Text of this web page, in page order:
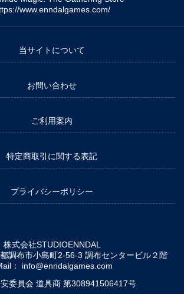
www.enndalgames.com/
当サイトについて
お問い合わせ
ご利用案内
特定商取引に関する表記
プライバシーポリシー
株式会社STUDIOENNDAL
調布市小島町2-56-3 調布センタービル２階
： info@enndalgames.com
委員会 道具商 第308941506417号